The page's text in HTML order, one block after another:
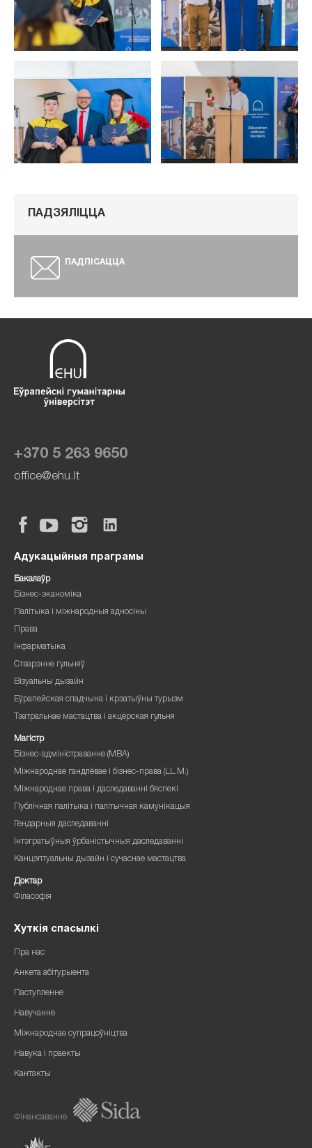
ПАДЗЯЛІЦЦА
ПАДПІСАЦЦА
+370 5 263 9650
office@ehu.lt
Адукацыйныя праграмы
Бакалаўр
Бізнес-эканоміка
Палітыка і міжнародныя адносіны
Права
Інфарматыка
Стварэнне гульняў
Візуальны дызайн
Еўрапейская спадчына і крэатыўны турызм
Тэатральнае мастацтва і акцёрская гульня
Магістр
Бізнес-адміністраванне (MBA)
Міжнароднае гандлёвае і бізнес-права (LL.M.)
Міжнароднае права і даследаванні бяспекі
Публічная палітыка і палітычная камунікацыя
Гендарныя даследаванні
Інтэгратыўныя ўрбаністычныя даследаванні
Канцэптуальны дызайн і сучаснае мастацтва
Доктар
Філасофія
Хуткія спасылкі
Пра нас
Анкета абітурыента
Паступленне
Навучанне
Міжнароднае супрацоўніцтва
Навука і праекты
Кантакты
Фінансаванне